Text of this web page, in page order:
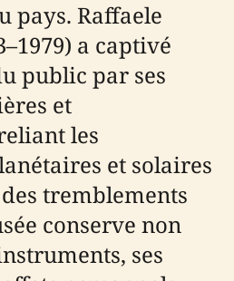
pays. Raffaele
a captivé
public par ses
et
les
et solaires
tremblements
conserve non
ses